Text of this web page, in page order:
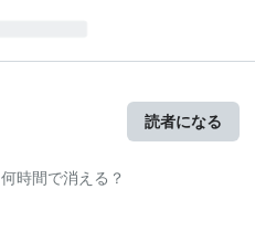
読者になる
時間で消える？